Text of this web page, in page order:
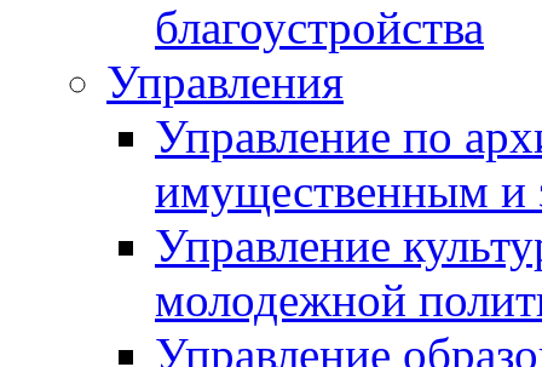
благоустройства
Управления
Управление по
имущественным и
Управление
молодежной
Управление